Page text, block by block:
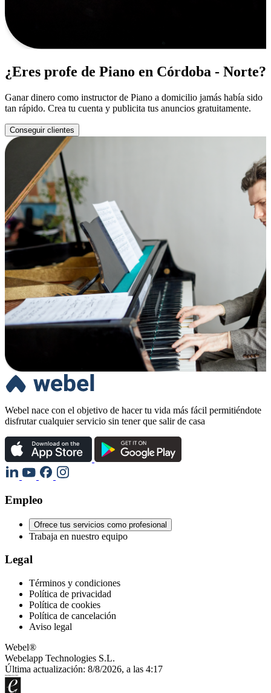
¿Eres profe de Piano en Córdoba - Norte?
Ganar dinero como instructor de Piano a domicilio jamás había sido
tan rápido. Crea tu cuenta y publicita tus anuncios gratuitamente.
Conseguir clientes
Webel nace con el objetivo de hacer tu vida más fácil permitiéndote
disfrutar cualquier servicio sin tener que salir de casa
Empleo
Ofrece tus servicios como profesional
Trabaja en nuestro equipo
Legal
Términos y condiciones
Política de privacidad
Política de cookies
Política de cancelación
Aviso legal
Webel®
Webelapp Technologies S.L.
Última actualización: 8/8/2026, a las 4:17